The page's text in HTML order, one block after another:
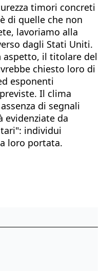
timori concreti
di quelle che non
lavoriamo alla
dagli Stati Uniti.
aspetto, il titolare del
chiesto loro di
esponenti
Il clima
di segnali
da
individui
loro portata.